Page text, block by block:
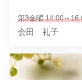
第3金曜 14:00～
会田 礼子